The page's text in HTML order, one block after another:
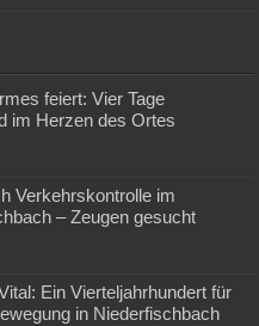
feiert: Vier Tage
im Herzen des Ortes
Verkehrskontrolle im
– Zeugen gesucht
Ein Vierteljahrhundert für
in Niederfischbach